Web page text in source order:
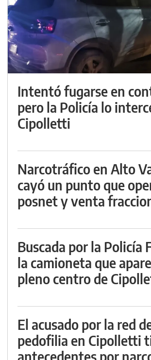
Intentó fugarse en
pero la Policía lo
Cipolletti
Narcotráfico en Alto
cayó un punto que
posnet y venta
Buscada por la Policía
la camioneta que
pleno centro de
El acusado por la red
pedofilia en Cipolletti
antecedentes por